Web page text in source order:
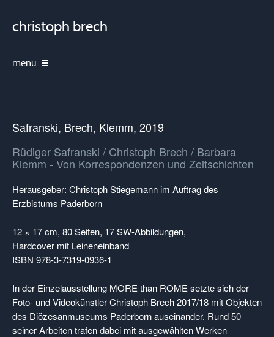
christoph brech
menu
Safranski, Brech, Klemm, 2019
Rüdiger Safranski / Christoph Brech / Barbara
Klemm - Von Korrespondenzen und Zeitschichten
Herausgeber: Christoph Stiegemann im Auftrag des
Erzbistums Paderborn
12 × 17 cm, 80 Seiten, 17 SW-Abbildungen,
Hardcover mit Leineneinband
ISBN 978-3-7319-0936-1
In der Einzelausstellung MORE than ROME setzte sich der
Foto- und Videokünstler Christoph Brech 2017/18 mit Objekten
des Diözesanmuseums Paderborn auseinander. Rund 50
seiner Arbeiten trafen dabei mit ausgewählten Werken